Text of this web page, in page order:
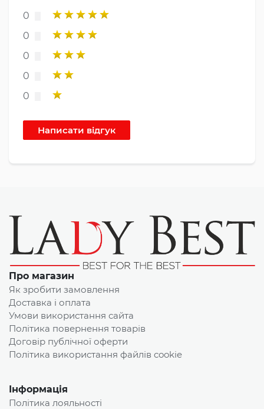
0
0
0
0
0
Про магазин
Як зробити замовлення
Доставка і оплата
Умови використання сайта
Політика повернення товарів
Договір публічної оферти
Політика використання файлів cookie
Інформація
Політика лояльності